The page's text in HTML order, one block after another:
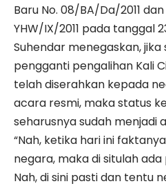
Baru No. 08/BA/Da/2011 dan
YHW/IX/2011 pada tanggal
Suhendar menegaskan,
pengganti pengalihan Kali
telah diserahkan kepada
acara resmi, maka status
seharusnya sudah menjadi
“Nah, ketika hari ini
negara, maka di situlah
Nah, di sini pasti dan tentu